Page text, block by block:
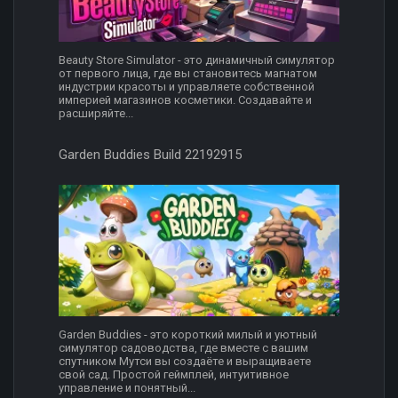
Beauty Store Simulator - это динамичный симулятор
от первого лица, где вы становитесь магнатом
индустрии красоты и управляете собственной
империей магазинов косметики. Создавайте и
расширяйте...
Garden Buddies Build 22192915
Garden Buddies - это короткий милый и уютный
симулятор садоводства, где вместе с вашим
спутником Мутси вы создаёте и выращиваете
свой сад. Простой геймплей, интуитивное
управление и понятный...